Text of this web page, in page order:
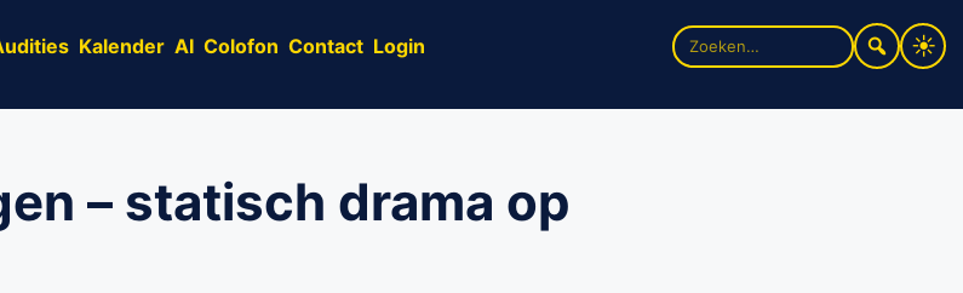
Kalender AI Colofon Contact Login
Zoek
naar:
– statisch drama op